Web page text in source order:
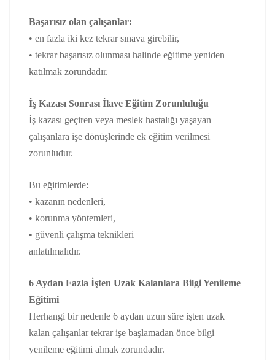
Başarısız olan çalışanlar:
• en fazla iki kez tekrar sınava girebilir,
• tekrar başarısız olunması halinde eğitime yeniden
katılmak zorundadır.
İş Kazası Sonrası İlave Eğitim Zorunluluğu
İş kazası geçiren veya meslek hastalığı yaşayan
çalışanlara işe dönüşlerinde ek eğitim verilmesi
zorunludur.
Bu eğitimlerde:
• kazanın nedenleri,
• korunma yöntemleri,
• güvenli çalışma teknikleri
anlatılmalıdır.
6 Aydan Fazla İşten Uzak Kalanlara Bilgi Yenileme
Eğitimi
Herhangi bir nedenle 6 aydan uzun süre işten uzak
kalan çalışanlar tekrar işe başlamadan önce bilgi
yenileme eğitimi almak zorundadır.